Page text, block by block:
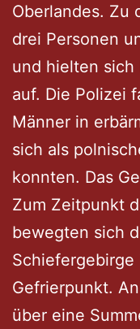
Oberlandes. Zu
drei Personen
und hielten
auf. Die Polizei
Männer in
sich als
konnten. Das
Zum Zeitpunkt
bewegten sich
Gefrierpunkt.
über eine